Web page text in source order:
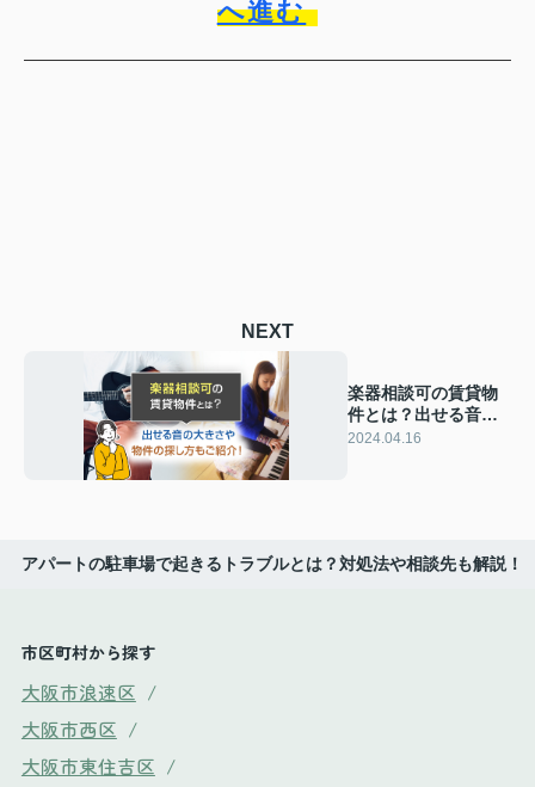
へ進む
NEXT
楽器相談可の賃貸物
件とは？出せる音の
大きさや物件の探し
2024.04.16
アパートの駐車場で起きるトラブルとは？対処法や相談先も解説！
市区町村から探す
大阪市浪速区 /
大阪市西区 /
大阪市東住吉区 /